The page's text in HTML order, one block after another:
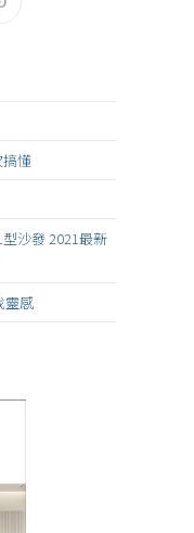
懂
沙發 2021最新
靈感